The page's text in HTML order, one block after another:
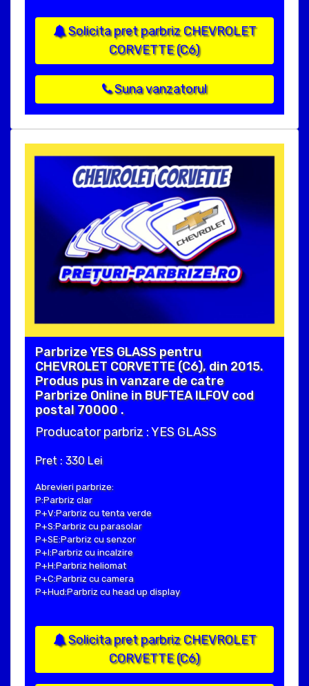
Solicita pret parbriz CHEVROLET
CORVETTE (C6)
Suna vanzatorul
Parbrize YES GLASS pentru
CHEVROLET CORVETTE (C6), din 2015.
Produs pus in vanzare de catre
Parbrize Online in BUFTEA ILFOV cod
postal 70000 .
Producator parbriz : YES GLASS
Pret : 330 Lei
Abrevieri parbrize:
P:Parbriz clar
P+V:Parbriz cu tenta verde
P+S:Parbriz cu parasolar
P+SE:Parbriz cu senzor
P+I:Parbriz cu incalzire
P+H:Parbriz heliomat
P+C:Parbriz cu camera
P+Hud:Parbriz cu head up display
Solicita pret parbriz CHEVROLET
CORVETTE (C6)